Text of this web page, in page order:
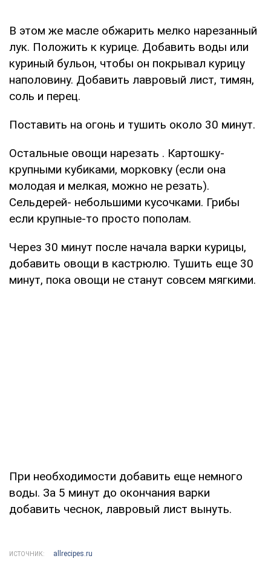
В этом же масле обжарить мелко нарезанный
лук. Положить к курице. Добавить воды или
куриный бульон, чтобы он покрывал курицу
наполовину. Добавить лавровый лист, тимян,
соль и перец.
Поставить на огонь и тушить около 30 минут.
Остальные овощи нарезать . Картошку-
крупными кубиками, морковку (если она
молодая и мелкая, можно не резать).
Сельдерей- небольшими кусочками. Грибы
если крупные-то просто пополам.
Через 30 минут после начала варки курицы,
добавить овощи в кастрюлю. Тушить еще 30
минут, пока овощи не станут совсем мягкими.
При необходимости добавить еще немного
воды. За 5 минут до окончания варки
добавить чеснок, лавровый лист вынуть.
ИСТОЧНИК: allrecipes.ru